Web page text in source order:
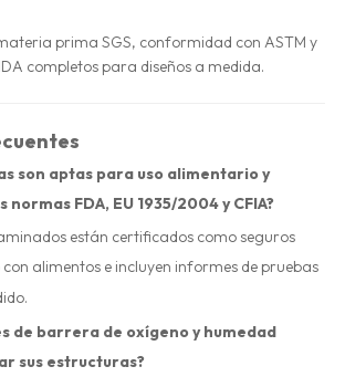
prima SGS, conformidad con ASTM y
completos para diseños a medida.
son aptas para uso alimentario y
normas FDA, EU 1935/2004 y CFIA?
están certificados como seguros
alimentos e incluyen informes de pruebas
de barrera de oxígeno y humedad
sus estructuras?